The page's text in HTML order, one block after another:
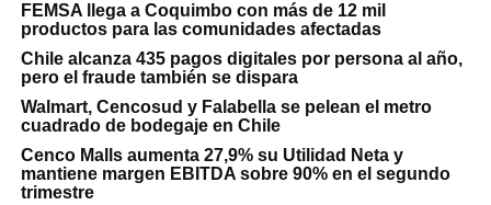
FEMSA llega a Coquimbo con más de 12 mil
productos para las comunidades afectadas
Chile alcanza 435 pagos digitales por persona al año,
pero el fraude también se dispara
Walmart, Cencosud y Falabella se pelean el metro
cuadrado de bodegaje en Chile
Cenco Malls aumenta 27,9% su Utilidad Neta y
mantiene margen EBITDA sobre 90% en el segundo
trimestre